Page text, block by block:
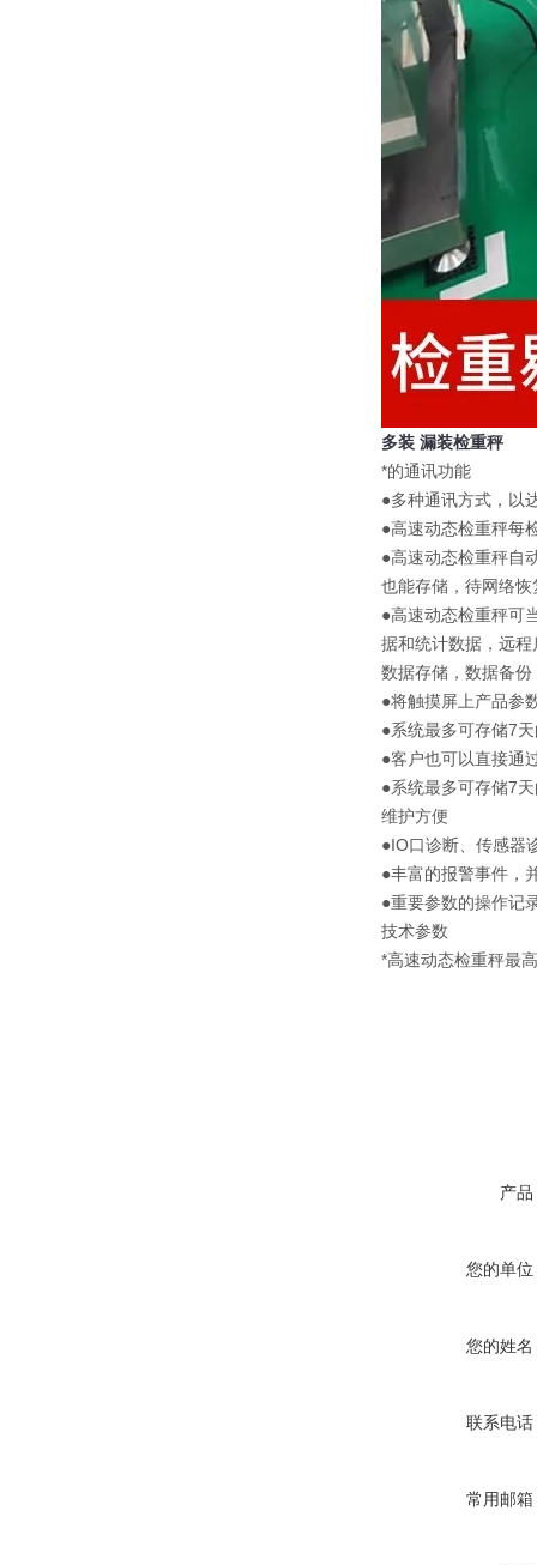
多装 漏装检重秤
*的通讯功能
●多种通讯方式，以
●高速动态检重秤每
●高速动态检重秤自
也能存储，待网络
●高速动态检重秤可
据和统计数据，远
数据存储，数据备份
●将触摸屏上产品参
●系统最多可存储7
●客户也可以直接通
●系统最多可存储7
维护方便
●IO口诊断、传感器
●丰富的报警事件，
●重要参数的操作记
技术参数
*高速动态检重秤最
产品
您的单位
您的姓名
联系电话
常用邮箱